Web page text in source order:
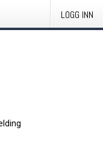
LOGG INN